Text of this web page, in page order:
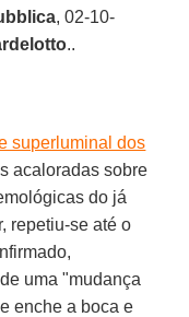
, 02-10-
..
superluminal dos
acaloradas sobre
do já
repetiu-se até o
uma "mudança
enche a boca e